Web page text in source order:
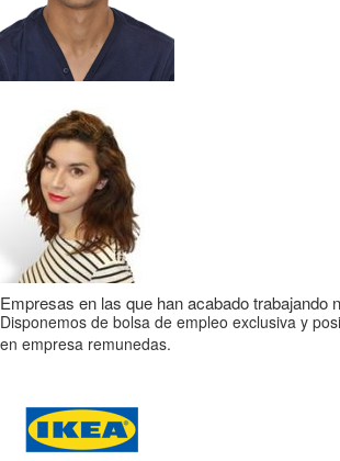
Empresas en las que han acabado trabajando
Disponemos de bolsa de empleo exclusiva y
en empresa remunedas.